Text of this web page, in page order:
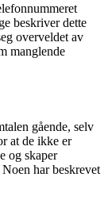
beskriver dette
overveldet av
manglende
gående, selv
at de ikke er
og skaper
har beskrevet